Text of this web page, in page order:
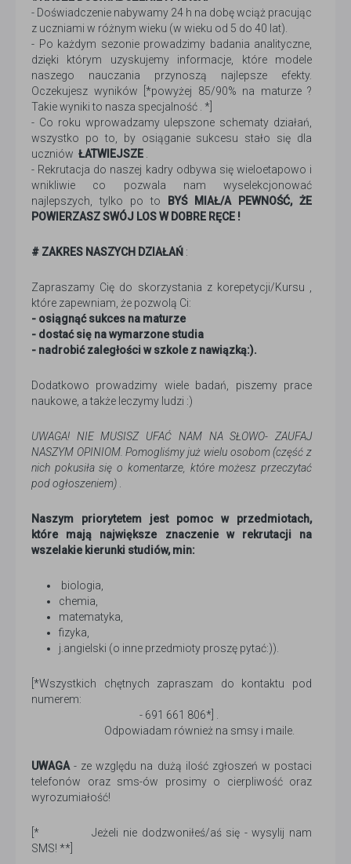
- Doświadczenie nabywamy 24 h na dobę wciąż pracując
z uczniami w różnym wieku (w wieku od 5 do 40 lat).
- Po każdym sezonie prowadzimy badania analityczne,
dzięki którym uzyskujemy informacje, które modele
naszego nauczania przynoszą najlepsze efekty.
Oczekujesz wyników [*powyżej 85/90% na maturze ?
Takie wyniki to nasza specjalność . *]
- Co roku wprowadzamy ulepszone schematy działań,
wszystko po to, by osiąganie sukcesu stało się dla
uczniów ŁATWIEJSZE
- Rekrutacja do naszej kadry odbywa się wieloetapowo i
wnikliwie co pozwala nam wyselekcjonować
najlepszych, tylko po to
BYŚ MIAŁ/A PEWNOŚĆ, ŻE
POWIERZASZ SWÓJ LOS W DOBRE RĘCE !
# ZAKRES NASZYCH DZIAŁAŃ :
Zapraszamy Cię do skorzystania z korepetycji/Kursu ,
które zapewniam, że pozwolą Ci:
- osiągnąć sukces na maturze
- dostać się na wymarzone studia
- nadrobić zaległości w szkole z nawiązką:).
Dodatkowo prowadzimy wiele badań, piszemy prace
naukowe, a także leczymy ludzi :)
UWAGA! NIE MUSISZ UFAĆ NAM NA SŁOWO- ZAUFAJ
NASZYM OPINIOM. Pomogliśmy już wielu osobom (część z
nich pokusiła się o komentarze, które możesz przeczytać
pod ogłoszeniem)
Naszym priorytetem jest pomoc w przedmiotach,
które mają największe znaczenie w rekrutacji na
wszelakie kierunki studiów, min:
biologia,
chemia,
matematyka,
fizyka,
j.angielski (o inne przedmioty proszę pytać:)).
[*Wszystkich chętnych zapraszam do kontaktu pod
numerem:
- 691 661 806*] .
Odpowiadam również na smsy i maile.
UWAGA - ze względu na dużą ilość zgłoszeń w postaci
telefonów oraz sms-ów prosimy o cierpliwość oraz
wyrozumiałość!
[* Jeżeli nie dodzwoniłeś/aś się - wysylij nam
SMS! **]